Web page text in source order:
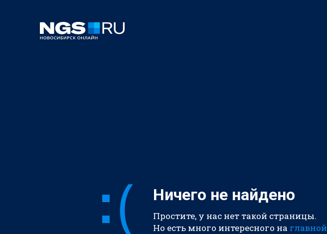
Ничего не найдено
Простите, у нас нет такой страницы.
Но есть много интересного на главной